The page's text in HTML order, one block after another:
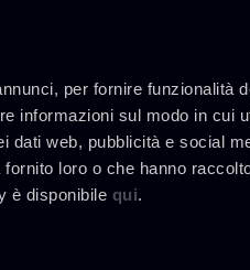
per fornire funzionalità
informazioni sul modo in cui
dati web, pubblicità e social
loro o che hanno
è disponibile qui.